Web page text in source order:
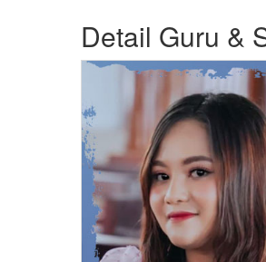
Detail Guru &